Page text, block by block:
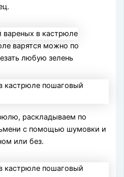
варятся можно по
любую зелень
раскладываем по
с помощью шумовки и
или без.